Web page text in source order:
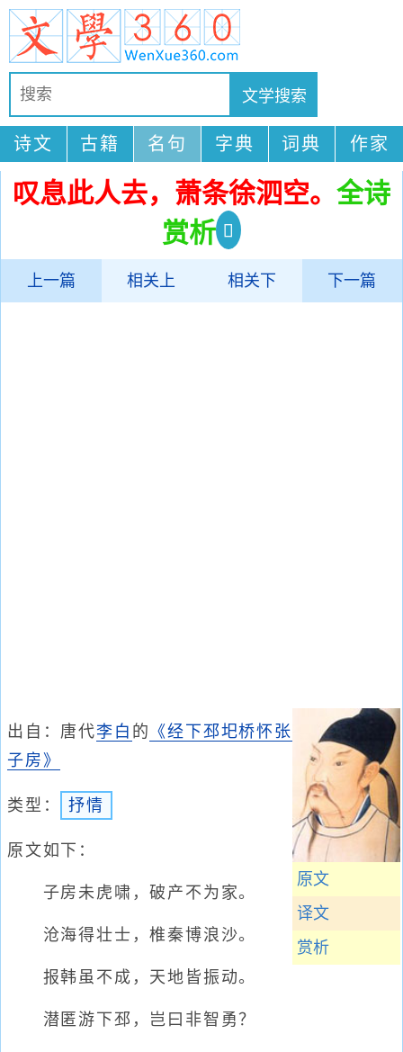
诗文 古籍 名句 字典 词典 作家
叹息此人去，萧条徐泗空。 全诗
赏析
上一篇 相关上 相关下 下一篇
原文
译文
赏析
出自：唐代李白 的 《经下邳圯桥怀张
子房》
类型： 抒情
原文如下：
子房未虎啸，破产不为家。
沧海得壮士，椎秦博浪沙。
报韩虽不成，天地皆振动。
潜匿游下邳，岂曰非智勇？